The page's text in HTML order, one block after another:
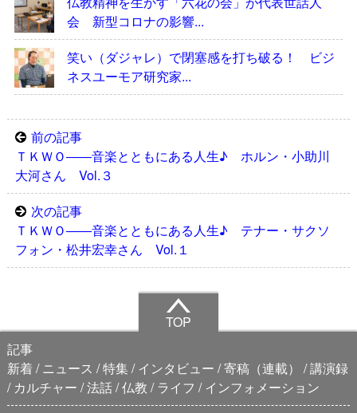
会 新型コロナの影響...
笑い（ダジャレ）で閉塞感を打ち破る！ ビジ
ネスユーモア研究家...
前の記事
ＴＫＷＯ――音楽とともにある人生♪ ホルン・小助川
大河さん Vol.３
次の記事
ＴＫＷＯ――音楽とともにある人生♪ テナー・サクソ
フォン・松井宏幸さん Vol.１
TOP
記事
新着
ニュース 特集 インタビュー 寄稿（連載）
講演録
カルチャー 法話 仏教 ライフ インフォメーション